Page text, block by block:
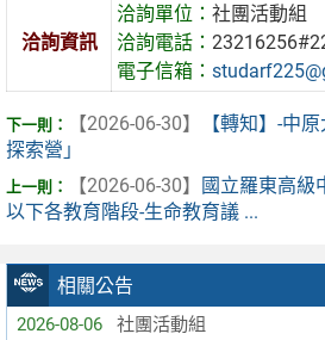
相關公告
2026-08-06 社團活動組
洽詢資訊
洽詢單位：社團活動組
洽詢電話：
電子信箱：
【2026-06-30】
【轉知】-中
探索營」
【2026-06-30】
國立羅東高級
以下各教育階段-生命教育議 ...